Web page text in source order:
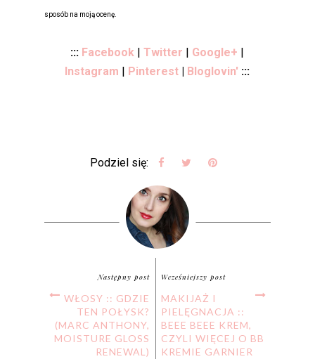
sposób na moją ocenę.
::: Facebook |Twitter Google+
Instagram
Pinterest Bloglovin' :::
Podziel się:
Następny post
WŁOSY :: GDZIE
TEN POŁYSK?
(MARC ANTHONY,
MOISTURE GLOSS
RENEWAL)
Wcześniejszy post
MAKIJAŻ I
PIELĘGNACJA ::
BEEE BEEE KREM,
CZYLI WIĘCEJ O BB
KREMIE GARNIER